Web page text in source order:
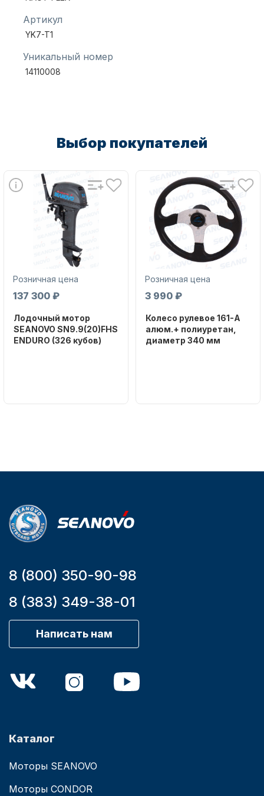
Подобрать запчасти для
лодочных моторов
Артикул
YK7-T1
Уникальный номер
14110008
Выбор покупателей
Розничная цена
137 300 ₽
Лодочный мотор
SEANOVO SN9.9(20)FHS
ENDURO (326 кубов)
Розничная цена
3 990 ₽
Колесо рулевое 161-A
алюм.+ полиуретан,
диаметр 340 мм
8 (800) 350-90-98
8 (383) 349-38-01
Написать нам
Каталог
Моторы SEANOVO
Моторы CONDOR